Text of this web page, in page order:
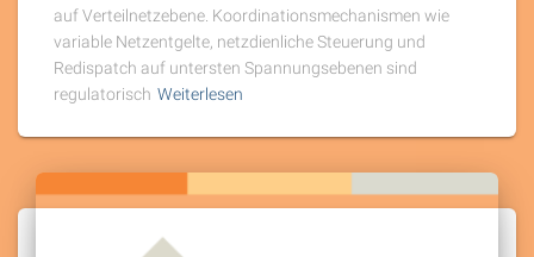
auf Verteilnetzebene. Koordinationsmechanismen wie
variable Netzentgelte, netzdienliche Steuerung und
Redispatch auf untersten Spannungsebenen sind
regulatorisch Weiterlesen